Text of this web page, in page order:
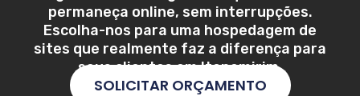
permaneça online, sem interrupções.
Escolha-nos para uma hospedagem de
sites que realmente faz a diferença para
seus clientes emItapemirim.
SOLICITAR ORÇAMENTO